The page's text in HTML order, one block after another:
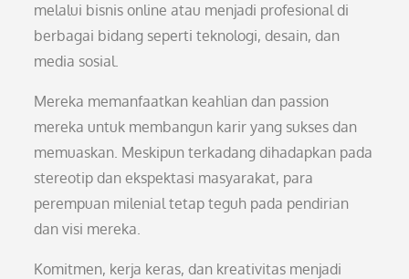
melalui bisnis online atau menjadi profesional di
berbagai bidang seperti teknologi, desain, dan
media sosial.
Mereka memanfaatkan keahlian dan passion
mereka untuk membangun karir yang sukses dan
memuaskan. Meskipun terkadang dihadapkan pada
stereotip dan ekspektasi masyarakat, para
perempuan milenial tetap teguh pada pendirian
dan visi mereka.
Komitmen, kerja keras, dan kreativitas menjadi